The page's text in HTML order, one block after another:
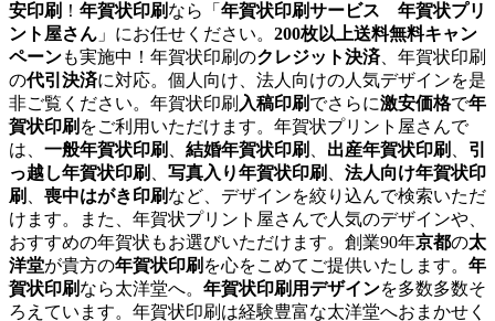
安印刷 ！ 年賀状印刷 なら「 年賀状印刷サービス 年賀状プリ
ント屋さん 」にお任せください。 200枚以上送料無料キャン
ペーンも実施中！年賀状印刷のクレジット決済、年賀状印刷
の代引決済に対応。個人向け、法人向けの人気デザインを是
非ご覧ください。年賀状印刷 入稿印刷 でさらに激安価格で年
賀状印刷 をご利用いただけます。年賀状プリント屋さんで
は、 一般年賀状印刷 結婚年賀状印刷 出産年賀状印刷
引
っ越し年賀状印刷
写真入り年賀状印刷
法人向け年賀状印
刷
喪中はがき印刷 など、デザインを絞り込んで検索いただ
けます。また、年賀状プリント屋さんで人気のデザインや、
おすすめの年賀状もお選びいただけます。創業90年京都の太
洋堂が貴方の年賀状印刷 を心をこめてご提供いたします。 年
賀状印刷 なら太洋堂へ。 年賀状印刷用デザインを多数多数そ
ろえています。年賀状印刷は経験豊富な太洋堂へおまかせく